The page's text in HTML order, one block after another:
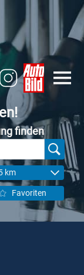
finden
km
Favoriten